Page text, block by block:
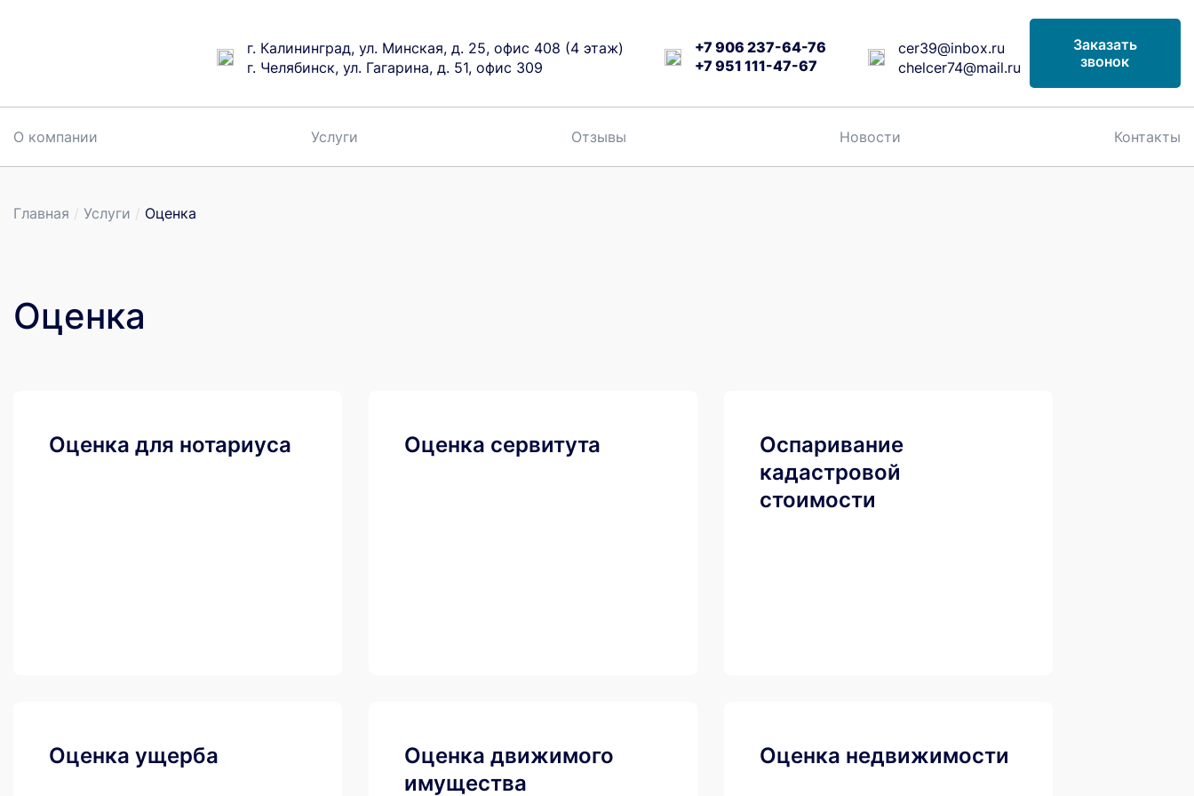
cer39@inbox.ru
chelcer74@mail.ru
г. Калининград, ул. Минская, д. 25, офис 408 (4 этаж)
г. Челябинск, ул. Гагарина, д. 51, офис 309
+7 906 237-64-76
+7 951 111-47-67
Заказать
звонок
О компании Услуги Отзывы Новости Контакты
Главная / Услуги / Оценка
Оценка
Оценка для нотариуса Оценка сервитута
Оспаривание
кадастровой
стоимости
Оценка ущерба
Оценка движимого
имущества
Оценка недвижимости